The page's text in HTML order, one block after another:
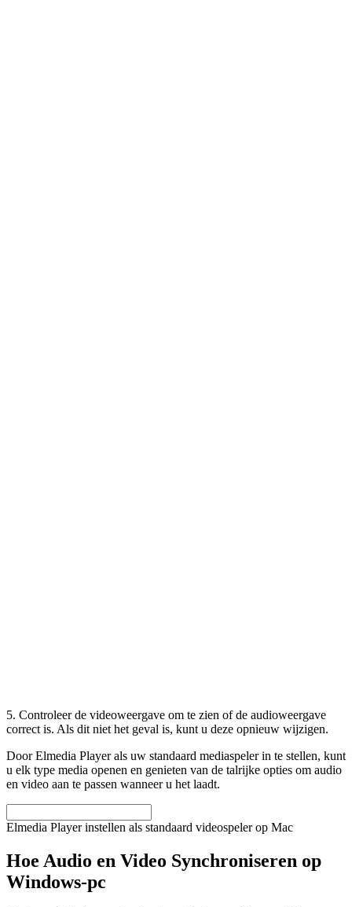
5. Controleer de videoweergave om te zien of de audioweergave
correct is. Als dit niet het geval is, kunt u deze opnieuw wijzigen.
Door Elmedia Player als uw standaard mediaspeler in te stellen, kunt
u elk type media openen en genieten van de talrijke opties om audio
en video aan te passen wanneer u het laadt.
Elmedia Player instellen als standaard videospeler op Mac
Hoe Audio en Video Synchroniseren op
Windows-pc